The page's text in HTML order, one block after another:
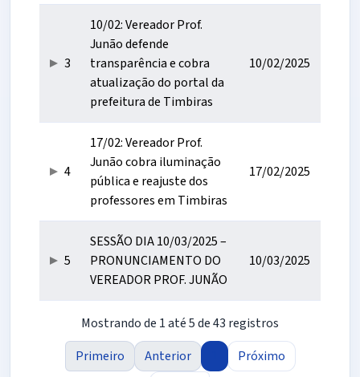
3
10/02: Vereador Prof.
Junão defende
transparência e cobra
atualização do portal da
prefeitura de Timbiras
10/02/2025
4
17/02: Vereador Prof.
Junão cobra iluminação
pública e reajuste dos
professores em Timbiras
17/02/2025
5
SESSÃO DIA 10/03/2025 –
PRONUNCIAMENTO DO
VEREADOR PROF. JUNÃO
10/03/2025
Mostrando de 1 até 5 de 43 registros
Primeiro
Anterior
Próximo